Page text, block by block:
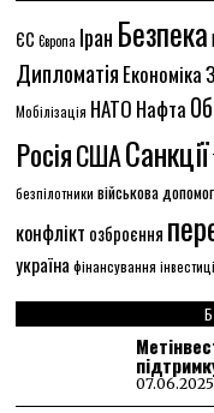
ЄС Європа Іран Безпека
Дипломатія Економіка
Мобілізація НАТО Нафта
РосіяСШАСанкції
безпілотники військова
конфлікт озброєння
україна фінансування
07.06.2025